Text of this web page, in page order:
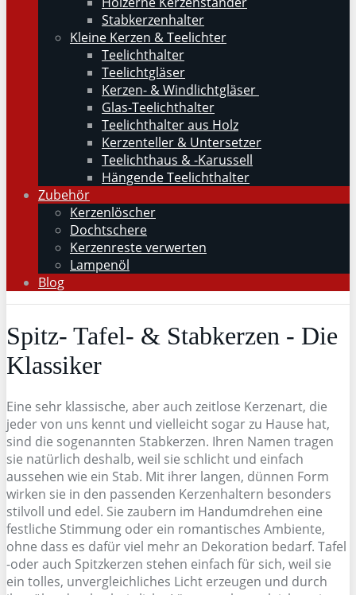
Stabkerzenhalter
Kleine Kerzen & Teelichter
Teelichthalter
Teelichtgläser
Kerzen- & Windlichtgläser
Glas-Teelichthalter
Teelichthalter aus Holz
Kerzenteller & Untersetzer
Teelichthaus & -Karussell
Hängende Teelichthalter
Zubehör
Kerzenlöscher
Dochtschere
Kerzenreste verwerten
Lampenöl
Blog
Spitz- Tafel- & Stabkerzen - Die
Klassiker
Eine sehr klassische, aber auch zeitlose Kerzenart, die
jeder von uns kennt und vielleicht sogar zu Hause hat,
sind die sogenannten Stabkerzen. Ihren Namen tragen
sie natürlich deshalb, weil sie schlicht und einfach
aussehen wie ein Stab. Mit ihrer langen, dünnen Form
wirken sie in den passenden Kerzenhaltern besonders
stilvoll und edel. Sie zaubern im Handumdrehen eine
festliche Stimmung oder ein romantisches Ambiente,
ohne dass es dafür viel mehr an Dekoration bedarf. Tafel
-oder auch Spitzkerzen stehen einfach für sich, weil sie
ein tolles, unvergleichliches Licht erzeugen und durch